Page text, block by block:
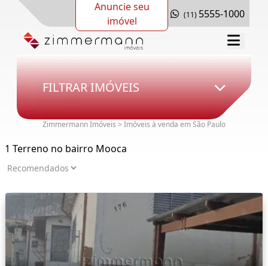
Anuncie seu
imóvel
(11) 5555-1000
FILTRAR IMÓVEIS
Zimmermann Imóveis > Imóveis à venda em São Paulo
1 Terreno no bairro Mooca